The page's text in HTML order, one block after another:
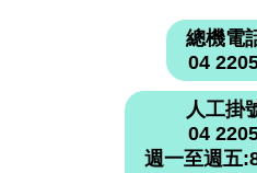
總機電
04
人工掛
04
週一至週五